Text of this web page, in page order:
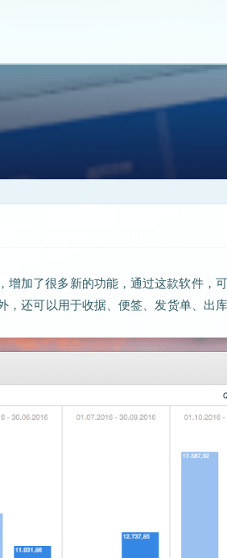
增加了很多新的功能，通过这款软件，可
，还可以用于收据、便签、发货单、出库